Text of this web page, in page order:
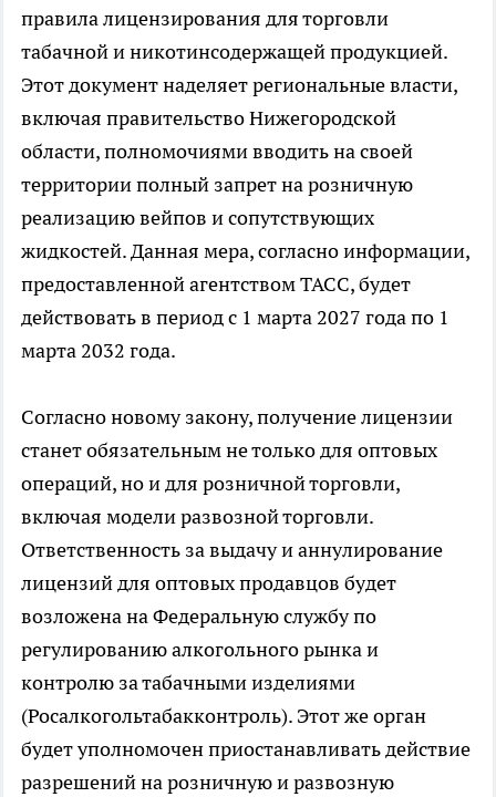
правила лицензирования для торговли
табачной и никотинсодержащей продукцией.
Этот документ наделяет региональные власти,
включая правительство Нижегородской
области, полномочиями вводить на своей
территории полный запрет на розничную
реализацию вейпов и сопутствующих
жидкостей. Данная мера, согласно информации,
предоставленной агентством ТАСС, будет
действовать в период с 1 марта 2027 года по 1
марта 2032 года.
Согласно новому закону, получение лицензии
станет обязательным не только для оптовых
операций, но и для розничной торговли,
включая модели развозной торговли.
Ответственность за выдачу и аннулирование
лицензий для оптовых продавцов будет
возложена на Федеральную службу по
регулированию алкогольного рынка и
контролю за табачными изделиями
(Росалкогольтабакконтроль). Этот же орган
будет уполномочен приостанавливать действие
разрешений на розничную и развозную